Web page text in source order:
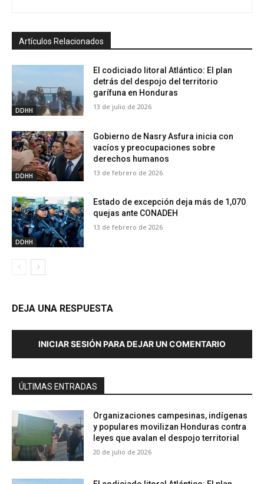
Artículos Relacionados
DDHH
El codiciado litoral Atlántico: El plan
detrás del despojo del territorio
garífuna en Honduras
13 de julio de 2026
DDHH
Gobierno de Nasry Asfura inicia con
vacíos y preocupaciones sobre
derechos humanos
13 de febrero de 2026
DDHH
Estado de excepción deja más de 1,070
quejas ante CONADEH
13 de febrero de 2026
DEJA UNA RESPUESTA
INICIAR SESIÓN PARA DEJAR UN COMENTARIO
ÚLTIMAS ENTRADAS
Organizaciones campesinas, indígenas
y populares movilizan Honduras contra
leyes que avalan el despojo territorial
20 de julio de 2026